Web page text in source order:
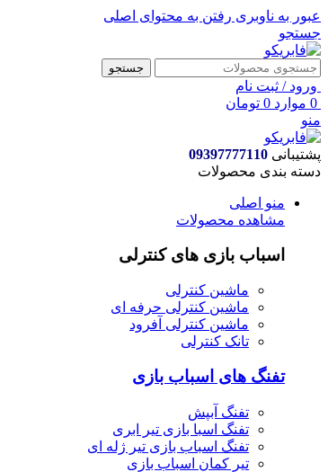
عبور به ناوبری رفتن به محتوای اصلی
جستجو
جستجو
ورود / ثبت نام
0 موارد 0 تومان
منو
پشتیبانی 09397777110
دسته بندی محصولات
منو اصلی
مشاهده محصولات
اسباب بازی های کنترلی
ماشین کنترلی
ماشین کنترلی حرفه ای
ماشین کنترلی آفرود
تانک کنترلی
تفنگ های اسباب بازی
تفنگ آبپش
تفنگ اسبا بازی تیر ابری
تفنگ اسباب بازی تیر ژله ای
تیر کمان اسباب بازی